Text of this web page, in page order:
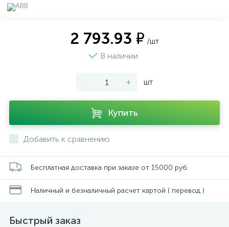
2 793.93 ₽ /шт
В наличии
- + шт
Купить
Добавить к сравнению
Бесплатная доставка при заказе от 15000 руб.
Наличный и безналичный расчет картой ( перевод )
Быстрый заказ